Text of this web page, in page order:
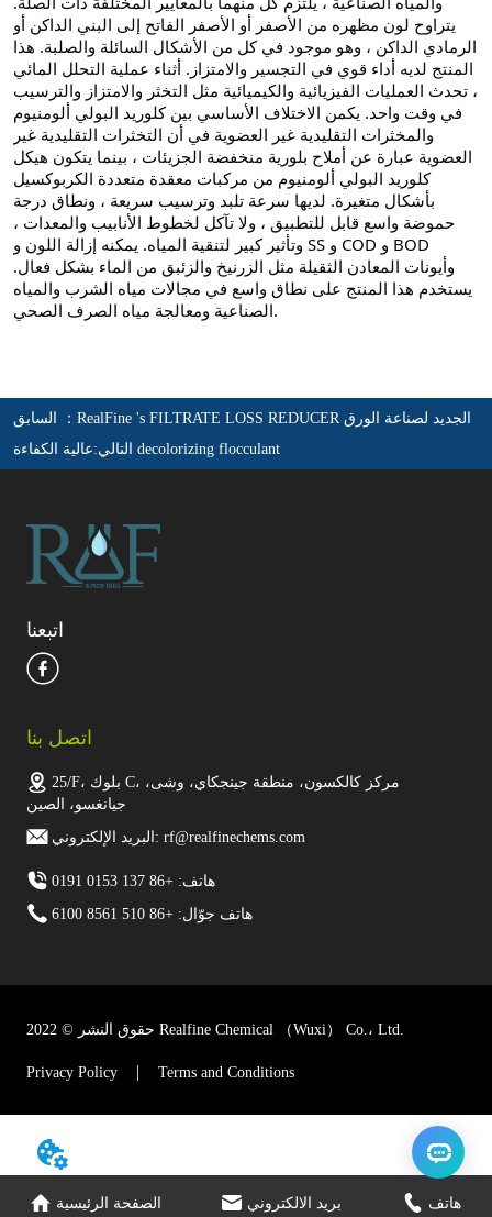
السابق ：
RealFine 's FILTRATE LOSS REDUCER الجديد لصناعة الورق
التالي: عالية الكفاءة decolorizing flocculant
الصفحة الرئيسية بريد الالكتروني هاتف
اتبعنا
اتصل بنا
25/F، بلوك C، مركز كالكسون، منطقة جينجكاي، وشى،
جيانغسو، الصين
البريد الإلكتروني: rf@realfinechems.com
هاتف: +86 137 0153 0191
هاتف جوّال: +86 510 8561 6100
حقوق النشر © 2022 Realfine Chemical （Wuxi） Co.، Ltd.
Privacy Policy Terms and Conditions
// 给google上报chat_started事件dataLayer.push({'event':